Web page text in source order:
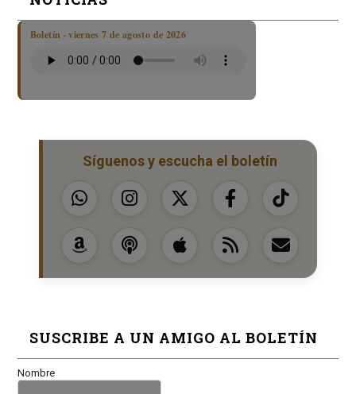
Boletín · viernes 7 de agosto de 2026
Síguenos y escucha el boletín
SUSCRIBE A UN AMIGO AL BOLETÍN
Nombre